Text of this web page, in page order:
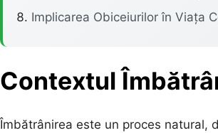
Implicarea Obiceiurilor în Viața
Contextul
Îmbătrânirea este un proces natural,